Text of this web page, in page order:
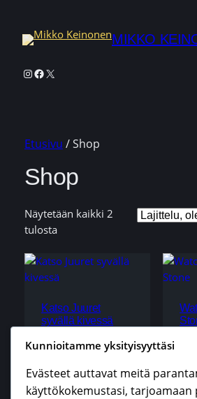
MIKKO
Instagram
Facebook
X
Etusivu / Shop
Shop
Näytetään kaikki 2
tulosta
Katso Juuret
syvällä kivessä
5,99€
Kunnioitamme yksityisyyttäsi
Evästeet auttavat meitä
käyttökokemustasi, tarjoamaan